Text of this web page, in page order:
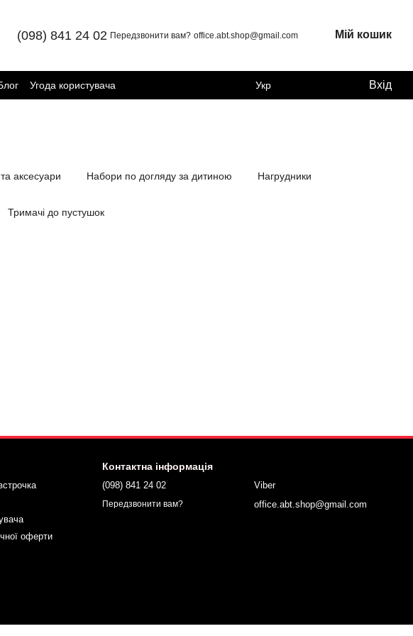
(098) 841 24 02 Передзвонити вам? office.abt.shop@gmail.com Мій кошик
Угода користувача
Укр Вхід
аксесуари Набори по догляду за дитиною Нагрудники
Тримачі до пустушок
оферти
Контактна інформація
(098) 841 24 02
Передзвонити вам?
Viber
office.abt.shop@gmail.com